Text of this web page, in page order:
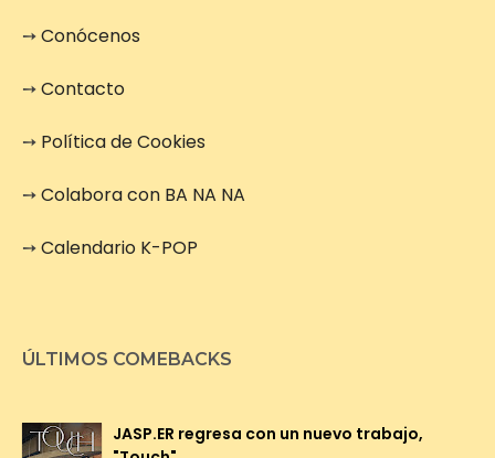
➙Conócenos
➙Contacto
➙ Política de Cookies
➙Colabora con BA NA NA
➙Calendario K-POP
ÚLTIMOS COMEBACKS
JASP.ER regresa con un nuevo trabajo,